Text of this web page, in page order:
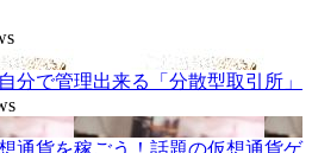
分で管理出来る「分散型取引所」
通貨を稼ごう！話題の仮想通貨ゲ